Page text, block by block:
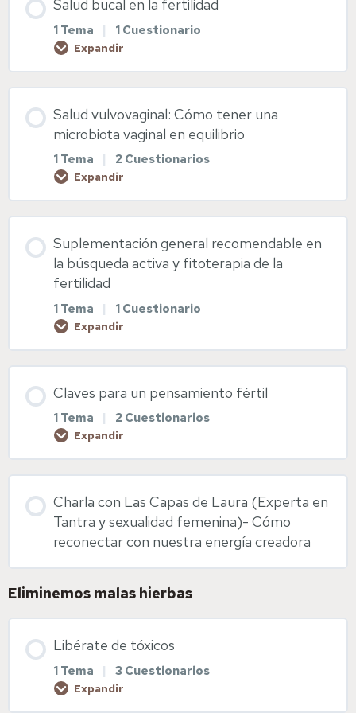
Diapositivas Nutrición fértil
Diapositivas Cuida tu hígado
Higiene del sueño
Diapositivas Higiene del sueño
Salud bucal en la fertilidad
1 Tema | 1 Cuestionario
Expandir
0% COMPLETADO 0/1 pasos
Salud bucal
Diapositivas Salud bucal
Salud vulvovaginal: Cómo tener una
microbiota vaginal en equilibrio
1 Tema | 2 Cuestionarios
Expandir
0% COMPLETADO 0/1 pasos
Salud vulvovaginal
Enlaces web de interés
Diapositivas Salud vulvovaginal
Suplementación general recomendable en
la búsqueda activa y fitoterapia de la
fertilidad
1 Tema | 1 Cuestionario
Expandir
0% COMPLETADO 0/1 pasos
Suplementación preconcepcional y fitoterapia
Diapositivas Suplementación y fitoterapia
Claves para un pensamiento fértil
1 Tema | 2 Cuestionarios
Expandir
0% COMPLETADO 0/1 pasos
Pensamiento fértil
Diapositivas pensamiento fértil
Visualización sagrada
Charla con Las Capas de Laura (Experta en
Tantra y sexualidad femenina)- Cómo
reconectar con nuestra energía creadora
Eliminemos malas hierbas
Libérate de tóxicos
1 Tema | 3 Cuestionarios
Expandir